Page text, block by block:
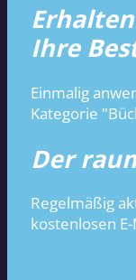
Ihre
Einmalig
Kategorie
Der
Regelmäßig
kostenlosen